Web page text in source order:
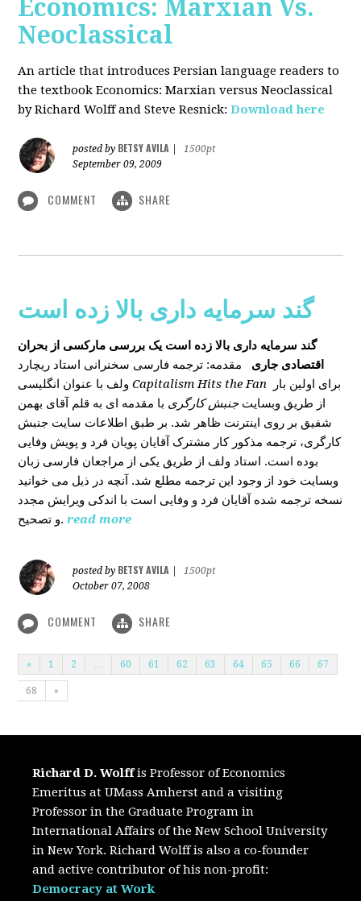
Economics: Marxian Vs.
Neoclassical
An article that introduces Persian language readers to
the textbook Economics: Marxian versus Neoclassical
by Richard Wolff and Steve Resnick:Download here
posted by BETSY AVILA
1500pt
September 09, 2009
COMMENT SHARE
گند سرمایه داری بالا زده است
گند سرمایه داری بالا زده است یک بررسی مارکسی از بحران
اقتصادی جاری
مقدمه: ترجمه فارسی سخنرانی استاد ریچارد
ولف با عنوان انگلیسیCapitalism Hits the Fan
از طریق وبسایتجنبش کارگری با مقدمه ای به قلم آقای بهمن
شفیق بر روی اینترنت ظاهر شد. بر طبق اطلاعات سایت جنبش
کارگری، ترجمه مذکور کار مشترک آقایان پویان فرد و پویش وفایی
بوده است. استاد ولف از طریق یکی از مراجعان فارسی زبان
وبسایت خود از وجود این ترجمه مطلع شد. آنچه در ذیل می خوانید
نسخه ترجمه شده آقایان فرد و وفایی است با اندکی ویرایش مجدد
و تصحیح. read more
posted by BETSY AVILA
1500pt
October 07, 2008
COMMENT SHARE
« 1 2 60 61 62 63 64 65 66 67
68 »
Richard D. Wolffis Professor of Economics
Emeritus at UMass Amherst and a visiting
Professor in the Graduate Program in
International Affairs of the New School University
in New York. Richard Wolff is also a co-founder
and active contributor of his non-profit:
Democracy at Work